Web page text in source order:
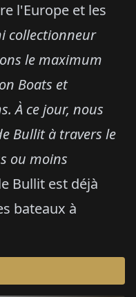
l'Europe et les
collectionneur
le maximum
Boats et
À ce jour, nous
Bullit à travers le
ou moins
Bullit est déjà
bateaux à